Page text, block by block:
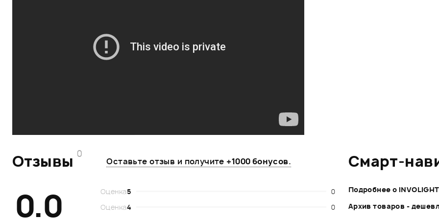
Отзывы 0
Оставьте отзыв и получите +1000 бонусов.
0.0 Оценка5
0
Оценка4
0
Смарт-
Подробнее о INVOLIGHT
Архив товаров -